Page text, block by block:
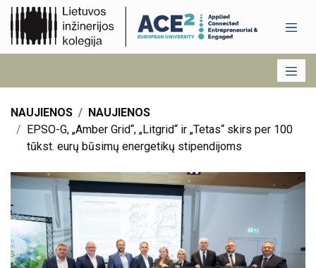
NAUJIENOS
NAUJIENOS
EPSO-G, „Amber Grid“, „Litgrid“ ir „Tetas“ skirs per 100
tūkst. eurų būsimų energetikų stipendijoms